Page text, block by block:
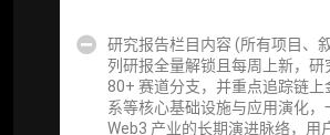
研究报告栏目内容 (所有项目、
列研报全量解锁且每周上新，研
80+ 赛道分支，并重点追踪链上
系等核心基础设施与应用演化，
Web3 产业的长期演进脉络，用
会员周报（一周精华高效吸收）
解锁本会员权限的栏目历史内容